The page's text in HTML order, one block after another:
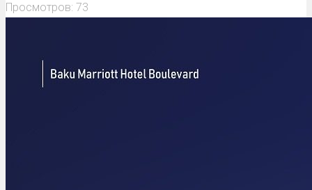
Просмотров: 73